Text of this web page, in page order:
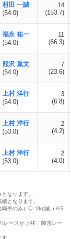
村田 一誠
(54.0)
14
(153.7)
福永 祐一
(54.0)
11
(66.3)
熊沢 重文
(54.0)
7
(23.6)
上村 洋行
(54.0)
3
(6.8)
上村 洋行
(53.0)
2
(4.2)
上村 洋行
(53.0)
2
(4.0)
なります。
となります。
手のみ）
:2kg減（※5
レースが上4F、障害レー
。